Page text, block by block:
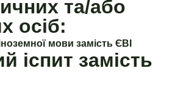
та/або
осіб:
мови замість ЄВІ
іспит замість